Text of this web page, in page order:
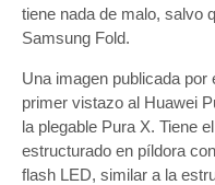
tiene nada de malo, salvo
Samsung Fold.
Una imagen publicada
primer vistazo al Huawei
la plegable Pura X. Tiene
estructurado en píldora
flash LED, similar a la